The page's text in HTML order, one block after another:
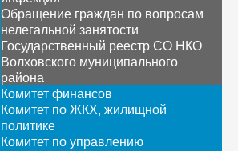
Обращение граждан по вопросам
нелегальной занятости
Государственный реестр СО НКО
Волховского муниципального
района
Комитет финансов
Комитет по ЖКХ, жилищной
политике
Комитет по управлению